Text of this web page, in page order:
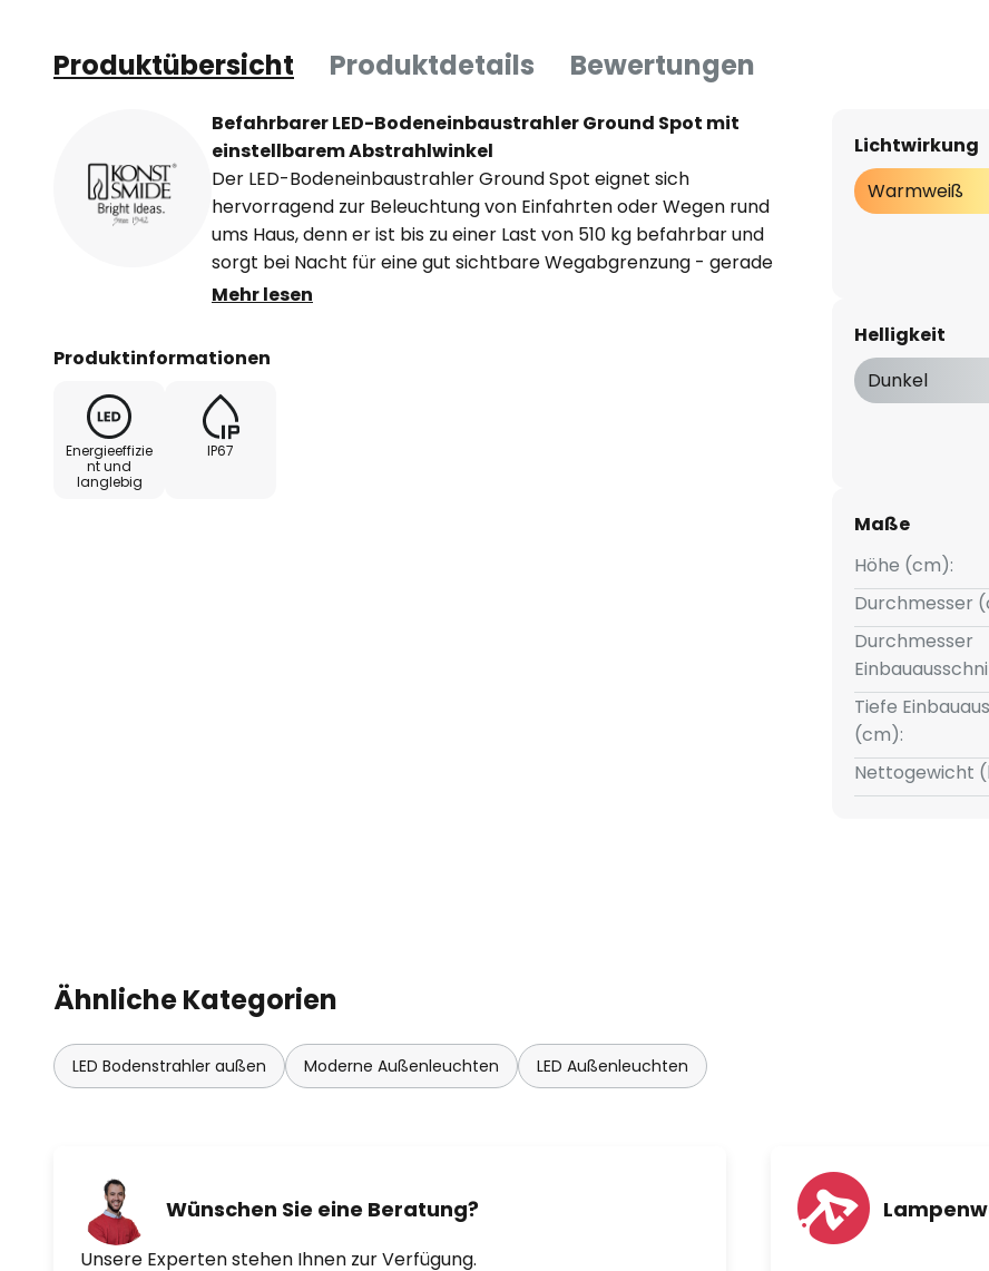
Produktübersicht Produktdetails Bewertungen
Befahrbarer LED-Bodeneinbaustrahler Ground Spot mit
einstellbarem Abstrahlwinkel
Der LED-Bodeneinbaustrahler Ground Spot eignet sich
hervorragend zur Beleuchtung von Einfahrten oder Wegen rund
ums Haus, denn er ist bis zu einer Last von 510 kg befahrbar und
sorgt bei Nacht für eine gut sichtbare Wegabgrenzung - gerade
auch zu mehreren montiert. Die verbaute High-Power-LED
das sich auf Wunsch im Abstrahlwinkel von 15° bis 40° verstellen
- belastbar bis 5000 Newton (510 Kg)
- handmade in EU
Mehr lesen
Produktinformationen
Energieeffizie
nt und
langlebig
IP67
Lichtwirkung
Warmweiß
Helligkeit
Dunkel
Maße
Höhe (cm):
Durchmesser
Durchmesser
Tiefe
(cm):
Nettogewicht
Ähnliche Kategorien
LED Bodenstrahler außen Moderne Außenleuchten LED Außenleuchten
Wünschen Sie eine Beratung?
Unsere Experten stehen Ihnen zur Verfügung.